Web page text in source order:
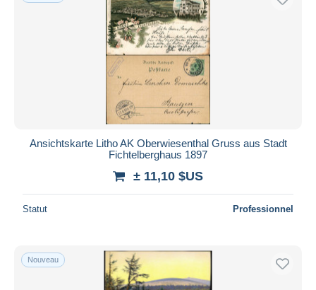
Ansichtskarte Litho AK Oberwiesenthal Gruss aus Stadt
Fichtelberghaus 1897
± 11,10 $US
Statut Professionnel
Nouveau